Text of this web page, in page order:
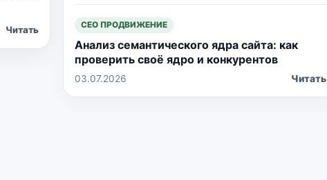
Читать СЕО ПРОДВИЖЕНИЕ
Анализ семантического ядра сайта: как
проверить своё ядро и конкурентов
03.07.2026 Читать